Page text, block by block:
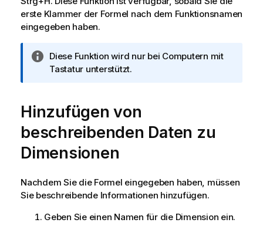
erste Klammer der Formel nach dem Funktionsnamen
eingegeben haben.
I
n
r
m
a
i
n
s
Diese Funktion wird nur bei Computern mit
Tastatur unterstützt.
Hinzufügen von
beschreibenden Daten zu
Dimensionen
Nachdem Sie die Formel eingegeben haben, müssen
Sie beschreibende Informationen hinzufügen.
Geben Sie einen Namen für die Dimension ein.